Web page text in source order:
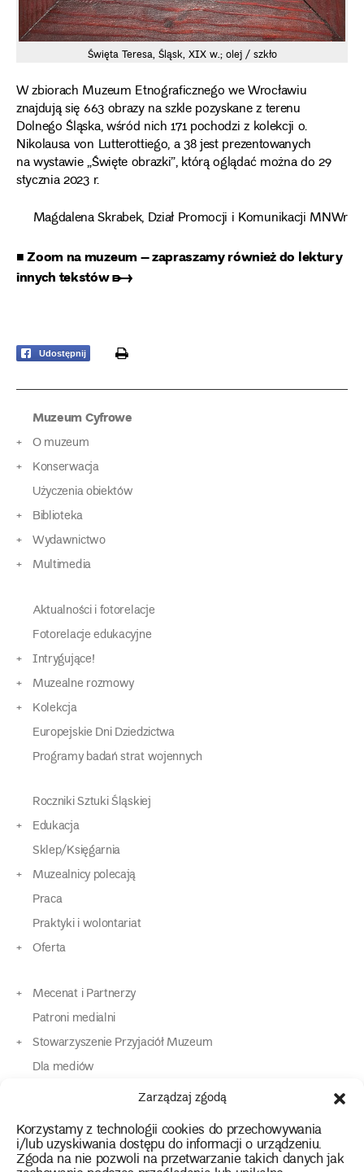
Zarządzaj zgodą
Korzystamy z technologii cookies do przechowywania
i/lub uzyskiwania dostępu do informacji o urządzeniu.
Zgoda na nie pozwoli na przetwarzanie takich danych jak
Święta Teresa, Śląsk, XIX w.; olej / szkło
W zbiorach Muzeum Etnograficznego we Wrocławiu
znajdują się 663 obrazy na szkle pozyskane z terenu
Dolnego Śląska, wśród nich 171 pochodzi z kolekcji o.
Nikolausa von Lutterottiego, a 38 jest prezentowanych
na wystawie „Święte obrazki”, którą oglądać można do 29
stycznia 2023 r.
Magdalena Skrabek, Dział Promocji i Komunikacji MNWr
■ Zoom na muzeum – zapraszamy również do lektury
innych tekstów ➸
Udostępnij print
Muzeum Cyfrowe
O muzeum
Konserwacja
Użyczenia obiektów
Biblioteka
Wydawnictwo
Multimedia
Aktualności i fotorelacje
Fotorelacje edukacyjne
Intrygujące!
Muzealne rozmowy
Kolekcja
Europejskie Dni Dziedzictwa
Programy badań strat wojennych
Roczniki Sztuki Śląskiej
Edukacja
Sklep/Księgarnia
Muzealnicy polecają
Praca
Praktyki i wolontariat
Oferta
Mecenat i Partnerzy
Patroni medialni
Stowarzyszenie Przyjaciół Muzeum
Dla mediów
Dla osób o specjalnych potrzebach
Kontakt